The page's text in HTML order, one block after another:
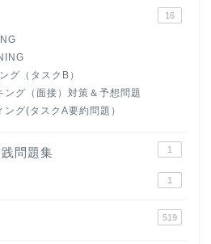
16
グ（タスクB）
ング（面接）対策＆予想問題
グ(タスクA要約問題）
問題集 1
1
519